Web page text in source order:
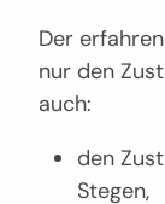
Der
nur den
auch:
den
Stegen,